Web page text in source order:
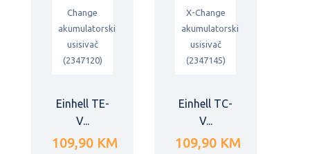
Einhell TE-
V...
109,90 KM
Einhell TC-
V...
109,90 KM